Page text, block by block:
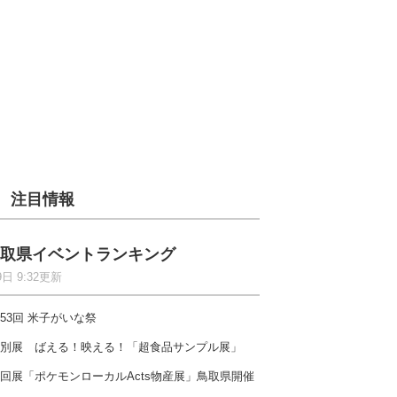
注目情報
県イベントランキング
9:32更新
回 米子がいな祭
展 ばえる！映える！「超食品サンプル展」
展「ポケモンローカルActs物産展」鳥取県開催